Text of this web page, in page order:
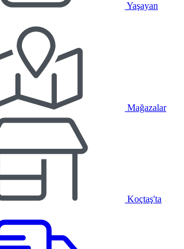
Yaşayan
Mağazalar
Koçtaş'ta